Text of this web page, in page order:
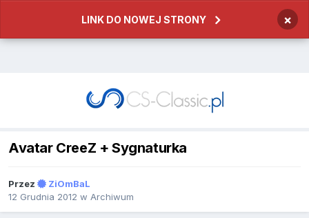
LINK DO NOWEJ STRONY ×
Avatar CreeZ + Sygnaturka
Przez
ZiOmBaL
12 Grudnia 2012 w Archiwum